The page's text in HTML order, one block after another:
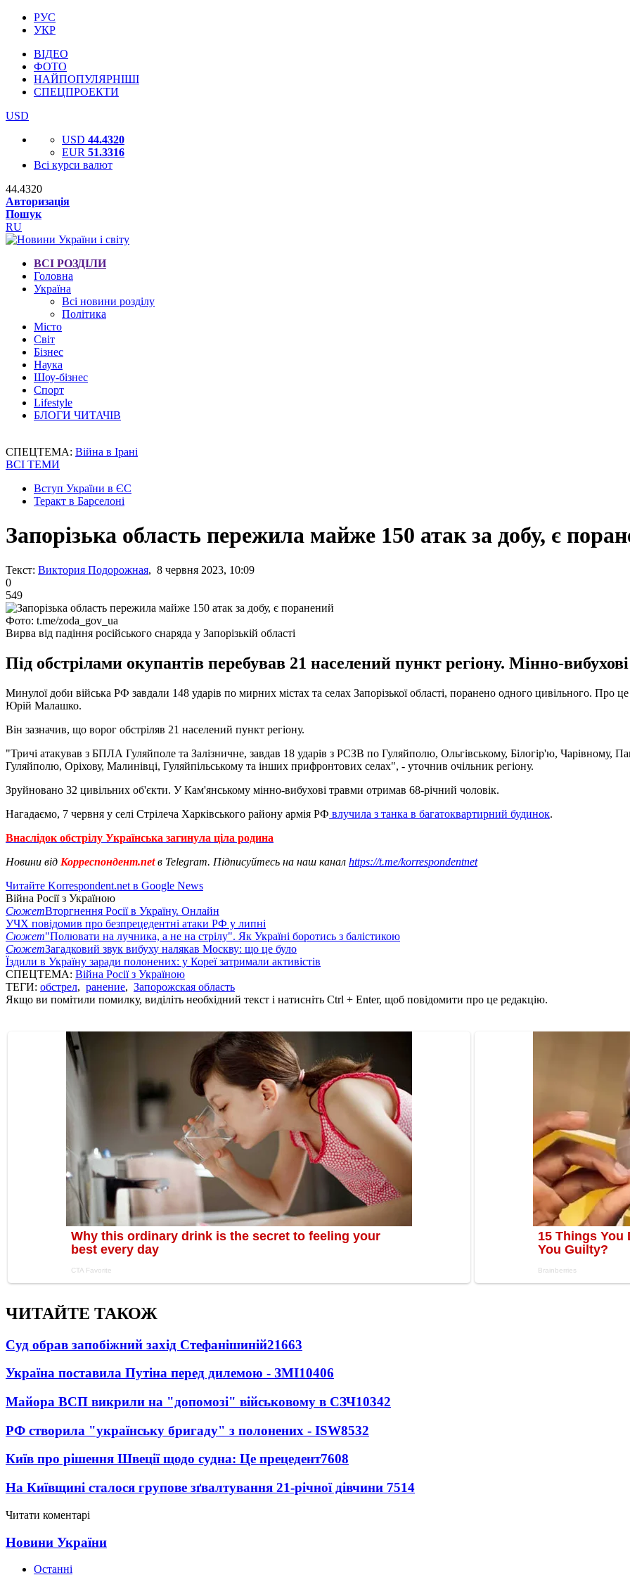
РУС
УКР
ВІДЕО
ФОТО
НАЙПОПУЛЯРНІШІ
СПЕЦПРОЕКТИ
USD
USD 44.4320
EUR 51.3316
Всі курси валют
44.4320
Авторизація
Пошук
RU
ВСІ РОЗДІЛИ
Головна
Україна
Всі новини розділу
Політика
Місто
Світ
Бізнес
Наука
Шоу-бізнес
Спорт
Lifestyle
БЛОГИ ЧИТАЧІВ
СПЕЦТЕМА: Війна в Ірані
ВСІ ТЕМИ
Вступ України в ЄС
Теракт в Барселоні
Запорізька область пережила майже 150 атак за добу, є
Текст: Виктория Подорожная, 8 червня 2023, 10:09
0
549
Фото: t.me/zoda_gov_ua
Вирва від падіння російського снаряда у Запорізькій області
Під обстрілами окупантів перебував 21 населений пункт регіону. Мінно-
Минулої доби війська РФ завдали 148 ударів по мирних містах та селах Запорізької області, поранено одного цивільного. Про
Юрій Малашко.
Він зазначив, що ворог обстріляв 21 населений пункт регіону.
"Тричі атакував з БПЛА Гуляйполе та Залізничне, завдав 18 ударів з РСЗВ по Гуляйполю, Ольгівському, Білогір'ю, Чарівному,
Гуляйполю, Оріхову, Малинівці, Гуляйпільському та інших прифронтових селах", - уточнив очільник регіону.
Зруйновано 32 цивільних об'єкти. У Кам'янському мінно-вибухові травми отримав 68-річний чоловік.
Нагадаємо, 7 червня у селі Стрілеча Харківського району армія РФ влучила з танка в багатоквартирний будинок.
Внаслідок обстрілу Українська загинула ціла родина
Новини від Корреспондент.netв Telegram. Підписуйтесь на наш канал https://t.me/korrespondentnet
Читайте Korrespondent.net в Google News
Війна Росії з Україною
СюжетВторгнення Росії в Україну. Онлайн
УЧХ повідомив про безпрецедентні атаки РФ у липні
Сюжет"Полювати на лучника, а не на стрілу". Як Україні боротись з балістикою
СюжетЗагадковий звук вибуху налякав Москву: що це було
Їздили в Україну заради полонених: у Кореї затримали активістів
СПЕЦТЕМА: Війна Росії з Україною
ТЕГИ: обстрел, ранение, Запорожская область
Якщо ви помітили помилку, виділіть необхідний текст і натисніть Ctrl + Enter, щоб повідомити про це редакцію.
ЧИТАЙТЕ ТАКОЖ
Суд обрав запобіжний захід Стефанішиній21663
Україна поставила Путіна перед дилемою - ЗМІ10406
Майора ВСП викрили на "допомозі" військовому в СЗЧ10342
РФ створила "українську бригаду" з полонених - ISW8532
Київ про рішення Швеції щодо судна: Це прецедент7608
На Київщині сталося групове зґвалтування 21-річної дівчини 7514
Читати коментарі
Новини України
Останні